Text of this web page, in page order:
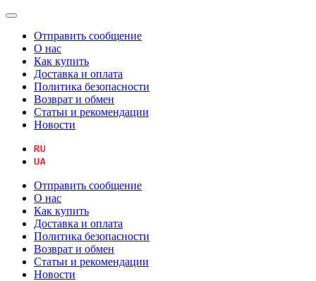
Отправить сообщение
О нас
Как купить
Доставка и оплата
Политика безопасности
Возврат и обмен
Статьи и рекомендации
Новости
Отправить сообщение
О нас
Как купить
Доставка и оплата
Политика безопасности
Возврат и обмен
Статьи и рекомендации
Новости